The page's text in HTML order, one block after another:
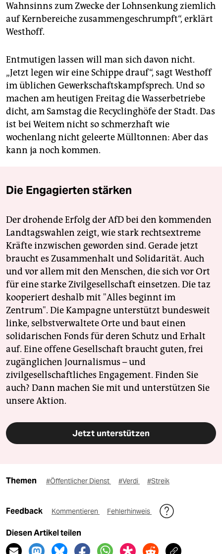
Wahnsinns zum Zwecke der Lohnsenkung ziemlich
auf Kernbereiche zusammengeschrumpft“, erklärt
Westhoff.
Entmutigen lassen will man sich davon nicht.
„Jetzt legen wir eine Schippe drauf“, sagt Westhoff
im üblichen Gewerkschaftskampfsprech. Und so
machen am heutigen Freitag die Wasserbetriebe
dicht, am Samstag die Recyclinghöfe der Stadt. Das
ist bei Weitem nicht so schmerzhaft wie
wochenlang nicht geleerte Mülltonnen: Aber das
kann ja noch kommen.
Die Engagierten stärken
Der drohende Erfolg der AfD bei den kommenden
Landtagswahlen zeigt, wie stark rechtsextreme
Kräfte inzwischen geworden sind. Gerade jetzt
braucht es Zusammenhalt und Solidarität. Auch
und vor allem mit den Menschen, die sich vor Ort
für eine starke Zivilgesellschaft einsetzen. Die taz
kooperiert deshalb mit "Alles beginnt im
Zentrum". Die Kampagne unterstützt bundesweit
linke, selbstverwaltete Orte und baut einen
solidarischen Fonds für deren Schutz und Erhalt
auf. Eine offene Gesellschaft braucht guten, frei
zugänglichen Journalismus – und
zivilgesellschaftliches Engagement. Finden Sie
auch? Dann machen Sie mit und unterstützen Sie
unsere Aktion.
Jetzt unterstützen
Themen #Öffentlicher Dienst #Verdi #Streik
Feedback Kommentieren Fehlerhinweis
Diesen Artikel teilen